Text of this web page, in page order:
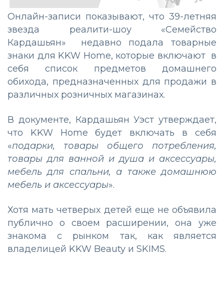
Онлайн-записи показывают, что 39-летняя
звезда реалити-шоу «Семейство
Кардашьян» недавно подала товарные
знаки для KKW Home, которые включают в
себя список предметов домашнего
обихода, предназначенных для продажи в
различных розничных магазинах.
В документе, Кардашьян Уэст утверждает,
что KKW Home будет включать в себя
«подарки, товары общего потребления,
товары для ванной и душа и аксессуары,
мебель для спальни, а также домашнюю
мебель и аксессуары».
Хотя мать четверых детей еще не объявила
публично о своем расширении, она уже
знакома с рынком так, как является
владелицей KKW Beauty и SKIMS.